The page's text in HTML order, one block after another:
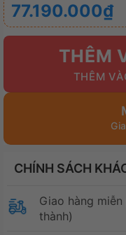
77.190.000₫
THÊM
CHÍNH SÁCH
Giao hàng
thành)